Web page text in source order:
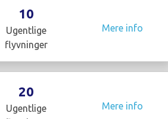
10
Ugentlige
flyvninger
Mere info
20
Ugentlige
Mere info